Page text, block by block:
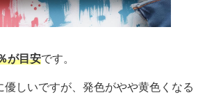
が目安です。
優しいですが、発色がやや黄色くなる